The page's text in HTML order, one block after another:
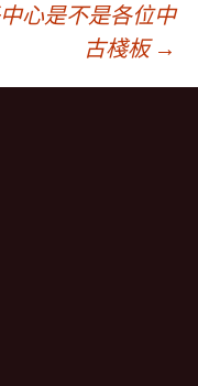
心是不是各位中
古棧板 →